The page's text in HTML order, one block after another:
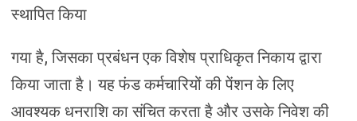
स्थापित किया
गया है, जिसका प्रबंधन एक विशेष प्राधिकृत निकाय द्वारा
किया जाता है। यह फंड कर्मचारियों की पेंशन के लिए
आवश्यक धनराशि का संचित करता है और उसके निवेश की